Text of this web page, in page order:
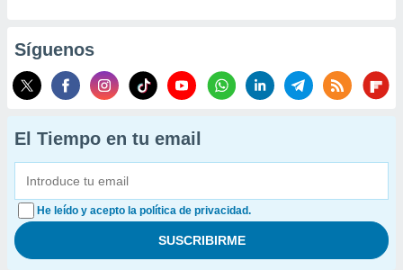
Síguenos
El Tiempo en tu email
He leído y acepto la política de privacidad.